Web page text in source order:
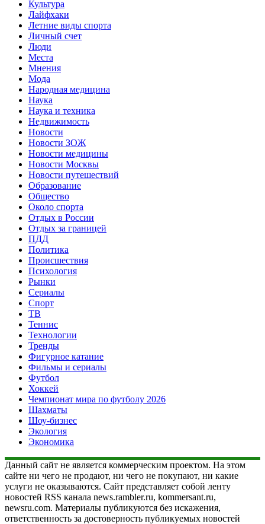
Культура
Лайфхаки
Летние виды спорта
Личный счет
Люди
Места
Мнения
Мода
Народная медицина
Наука
Наука и техника
Недвижимость
Новости
Новости ЗОЖ
Новости медицины
Новости Москвы
Новости путешествий
Образование
Общество
Около спорта
Отдых в России
Отдых за границей
ПДД
Политика
Происшествия
Психология
Рынки
Сериалы
Спорт
ТВ
Теннис
Технологии
Тренды
Фигурное катание
Фильмы и сериалы
Футбол
Хоккей
Чемпионат мира по футболу 2026
Шахматы
Шоу-бизнес
Экология
Экономика
Данный сайт не является коммерческим проектом. На этом
сайте ни чего не продают, ни чего не покупают, ни какие
услуги не оказываются. Сайт представляет собой ленту
новостей RSS канала news.rambler.ru, kommersant.ru,
newsru.com. Материалы публикуются без искажения,
ответственность за достоверность публикуемых новостей